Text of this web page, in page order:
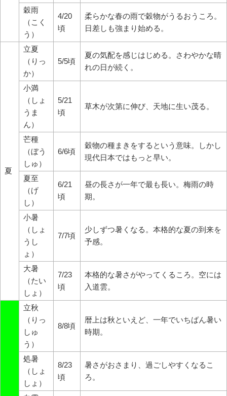
穀雨
（こく
う）
4/20
頃
柔らかな春の雨で穀物がうるおうころ。
日差しも強まり始める。
夏
立夏
（りっ
か）
5/5頃
夏の気配を感じはじめる。さわやかな晴
れの日が続く。
小満
（しょ
うま
ん）
5/21
頃
草木が次第に伸び、天地に生い茂る。
芒種
（ぼう
しゅ）
6/6頃
穀物の種まきをするという意味。しかし
現代日本ではもっと早い。
夏至
（げ
し）
6/21
頃
昼の長さが一年で最も長い。梅雨の時
期。
小暑
（しょ
うし
ょ）
7/7頃
少しずつ暑くなる。本格的な夏の到来を
予感。
大暑
（たい
しょ）
7/23
頃
本格的な暑さがやってくるころ。空には
入道雲。
立秋
（りっ
しゅ
う）
8/8頃
暦上は秋といえど、一年でいちばん暑い
時期。
処暑
（しょ
しょ）
8/23
頃
暑さがおさまり、過ごしやすくなるこ
ろ。